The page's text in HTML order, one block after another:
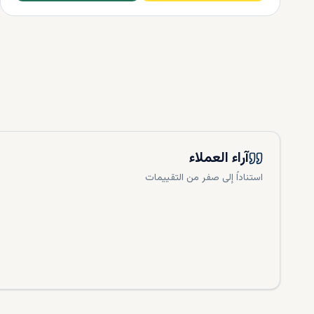
بالنسبة
آراء العملاء
استناداً إلى صفر من التقييمات